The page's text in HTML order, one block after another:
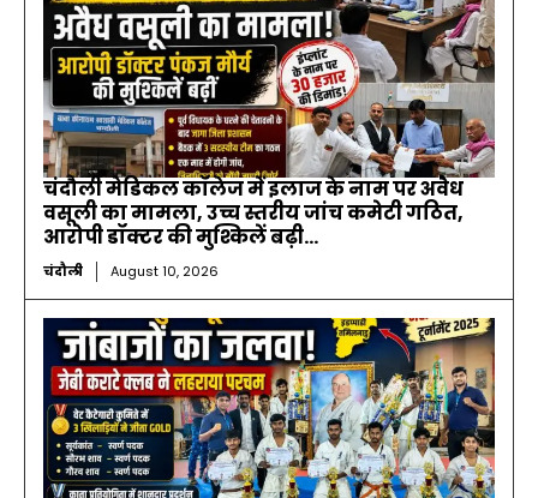
चंदौली मेडिकल कॉलेज में इलाज के नाम पर अवैध
वसूली का मामला, उच्च स्तरीय जांच कमेटी गठित,
आरोपी डॉक्टर की मुश्किलें बढ़ी…
चंदौली August 10, 2026